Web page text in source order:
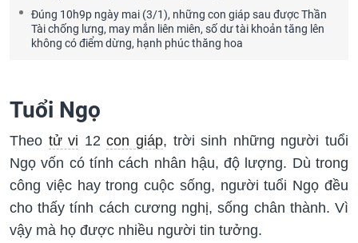
Đúng 10h9p ngày mai (3/1), những con giáp sau được Thần
Tài chống lưng, may mắn liên miên, số dư tài khoản tăng lên
không có điểm dừng, hạnh phúc thăng hoa
Tuổi Ngọ
Theo tử vi 12con giáp, trời sinh những người tuổi
Ngọ vốn có tính cách nhân hậu, độ lượng. Dù trong
công việc hay trong cuộc sống, người tuổi Ngọ đều
cho thấy tính cách cương nghị, sống chân thành. Vì
vậy mà họ được nhiều người tin tưởng.